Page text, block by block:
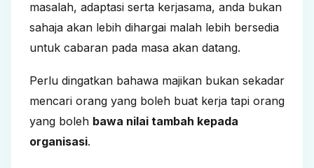
masalah, adaptasi serta kerjasama, anda bukan
sahaja akan lebih dihargai malah lebih bersedia
untuk cabaran pada masa akan datang.
Perlu dingatkan bahawa majikan bukan sekadar
mencari orang yang boleh buat kerja tapi orang
yang boleh bawa nilai tambah kepada
organisasi.